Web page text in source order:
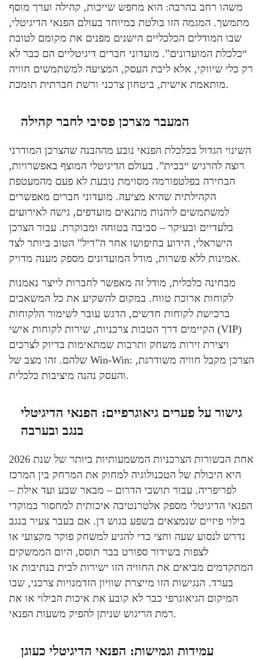
משהו רחב בהרבה: הוא מחפש שייכות, קהילה וערך מוסף
מתמשך. המגמה הזו בולטת במיוחד בעולם הפנאי הדיגיטלי,
שבו המודלים הכלכליים הישנים מפנים את מקומם לטובת
“כלכלת המועדונים”. מועדוני חברים דיגיטליים הם כבר לא
רק כלי שיווקי, אלא ליבת העסק, המציעה למשתמשים חוויה
מותאמת אישית, ביטחון צרכני ורשת חברתית תומכת.
המעבר מצרכן פסיבי לחבר קהילה
השינוי הגדול בכלכלת הפנאי נובע מההבנה שהצרכן המודרני
רוצה להרגיש “בבית”. בעולם הדיגיטלי המוצף באפשרויות,
הבחירה בפלטפורמה מסוימת נובעת לא פעם מהמעטפת
הקהילתית שהיא מציעה. מועדוני חברים מאפשרים
למשתמשים ליהנות מתנאים מועדפים, גישה לאירועים
בלעדיים ובעיקר – סביבה בטוחה ומבוקרת. עבור הצרכן
הישראלי, הידוע בחיפושו אחר ה”דיל” הטוב ביותר לצד
אמינות ללא פשרות, מודל המועדונים מספק מענה מדויק.
מבחינה כלכלית, מודל זה מאפשר לחברות לייצר נאמנות
לקוחות ארוכת טווח. במקום להשקיע את כל המשאבים
ברכישת לקוחות חדשים, הדגש עובר לשימור הלקוחות
הקיימים דרך הטבות צרכניות, שירות לקוחות אישי (VIP)
ויצירת זירות משחק ותרבות שמתאימות בדיוק לצרכים
שלהם. זהו מצב של Win-Win: הצרכן מקבל חוויה משודרגת,
והעסק נהנה מיציבות כלכלית.
גישור על פערים גיאוגרפיים: הפנאי הדיגיטלי
בנגב ובערבה
אחת הבשורות הצרכניות המשמעותיות ביותר של שנת 2026
היא היכולת של הטכנולוגיה למחוק את המרחק בין המרכז
לפריפריה. עבור תושבי הדרום – מבאר שבע ועד אילת –
הפנאי הדיגיטלי מספק אלטרנטיבה איכותית למחסור במוקדי
בילוי פיזיים שנמצאים בשפע בגוש דן. אם בעבר צעיר בנגב
נדרש לנסוע שעה וחצי כדי להגיע למשחק פוקר מקצועי או
לצפות בשידור ספורט בבר תוסס, היום הממשקים
המתקדמים מביאים את החוויה הזו ישירות לבית בנתיבות או
בערד. הנגישות הזו מייצרת שוויון הזדמנויות צרכני, שבו
המיקום הגיאוגרפי כבר לא קובע את איכות הבילוי או את
רמת הריגוש שניתן להפיק משעות הפנאי.
עמידות וגמישות: הפנאי הדיגיטלי כעוגן